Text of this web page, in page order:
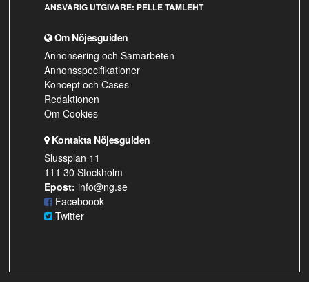
ANSVARIG UTGIVARE: PELLE TAMLEHT
Om Nöjesguiden
Annonsering och Samarbeten
Annonsspecifikationer
Koncept och Cases
Redaktionen
Om Cookies
Kontakta Nöjesguiden
Slussplan 11
111 30 Stockholm
Epost: info@ng.se
Faceboook
Twitter